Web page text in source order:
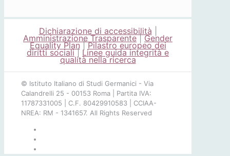
Dichiarazione di accessibilità
Amministrazione Trasparente|Gender
Equality Plan|Pilastro europeo dei
diritti sociali| Linee guida integrità e
qualità nella ricerca
© Istituto Italiano di Studi Germanici - Via
Calandrelli 25 - 00153 Roma | Partita IVA:
11787331005 | C.F. 80429910583 | CCIAA-
NREA: RM - 1341657. All Rights Reserved